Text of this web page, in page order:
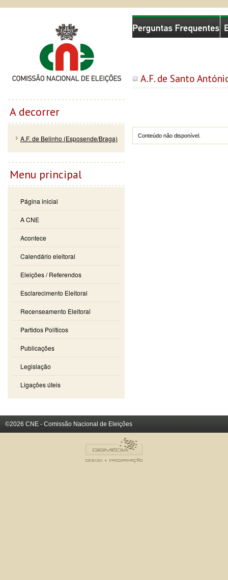
A.F. de Santo
Conteúdo não disponível.
Comissão Nacional de Eleições
A decorrer
A.F. de Belinho (Esposende/Braga)
Menu principal
Página inicial
A CNE
Acontece
Calendário eleitoral
Eleições / Referendos
Esclarecimento Eleitoral
Recenseamento Eleitoral
Partidos Políticos
Publicações
Legislação
Ligações úteis
©2026 CNE - Comissão Nacional de Eleições